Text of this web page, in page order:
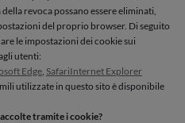
revoca possano essere eliminati,
del proprio browser. Di seguito
le impostazioni dei cookie sui
utenti:
Edge, SafariInternet Explorer
utilizzate in questo sito è disponibile
tramite i cookie?